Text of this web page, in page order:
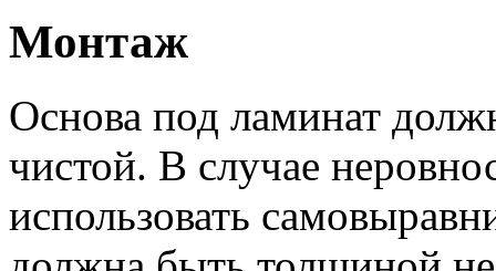
Монтаж
Основа под ламинат
чистой. В случае
использовать